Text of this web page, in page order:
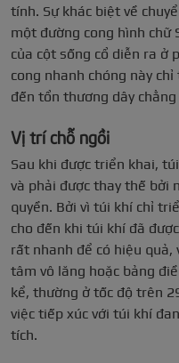
tính. Sự khác biệt về
một đường cong hình chữ
của cột sống cổ diễn ra ở
cong nhanh chóng này
đến tổn thương dây
Vị trí chỗ ngồi
Sau khi được triển khai,
và phải được thay thế bởi
quyền. Bởi vì túi khí chỉ
cho đến khi túi khí đã
rất nhanh để có hiệu
tâm vô lăng hoặc bảng
kể, thường ở tốc độ trên
việc tiếp xúc với túi khí
tích.